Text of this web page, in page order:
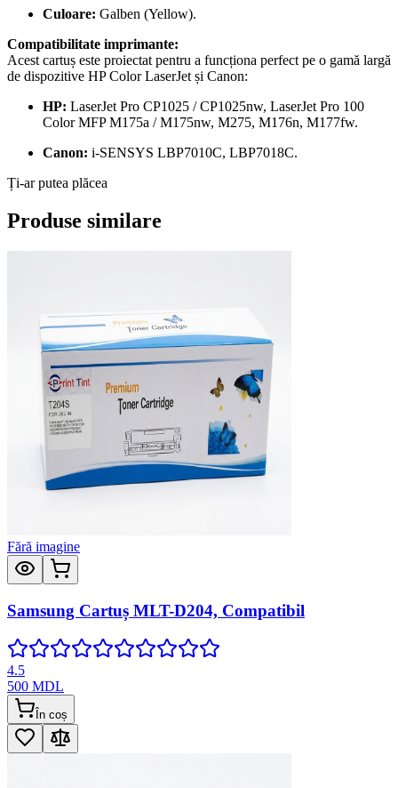
Culoare: Galben (Yellow).
Compatibilitate imprimante:
Acest cartuș este proiectat pentru a funcționa perfect pe o gamă largă
de dispozitive HP Color LaserJet și Canon:
HP: LaserJet Pro CP1025 / CP1025nw, LaserJet Pro 100
Color MFP M175a / M175nw, M275, M176n, M177fw.
Canon: i-SENSYS LBP7010C, LBP7018C.
Ți-ar putea plăcea
Produse similare
Fără imagine
Samsung Cartuș MLT-D204, Compatibil
4.5
500 MDL
În coș